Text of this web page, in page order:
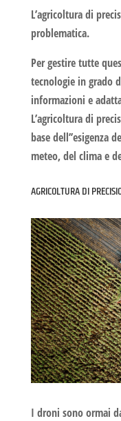
L’agricoltura di
problematica.
Per gestire tutte
tecnologie in grado
informazioni e
L’agricoltura di
base dell’’esigenza
meteo, del clima e
AGRICOLTURA DI
I droni sono ormai